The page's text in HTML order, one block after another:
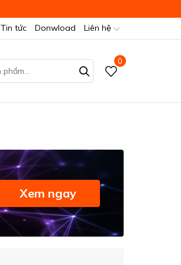
Tin tức Donwload Liên hệ
0
Xem ngay